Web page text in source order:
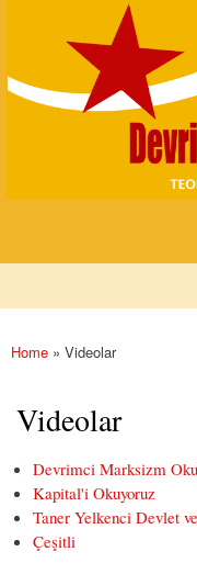
Marksizm
You are here
Home » Videolar
Videolar
Devrimci Marksizm
Kapital'i Okuyoruz
Taner Yelkenci Devlet
Çeşitli